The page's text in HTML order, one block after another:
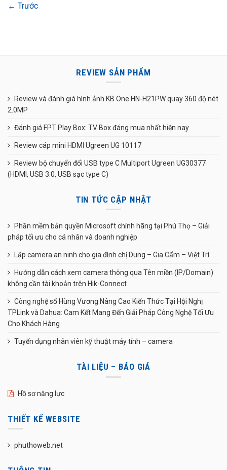
← Trước
REVIEW SẢN PHẨM
Review và đánh giá hình ảnh KB One HN-H21PW quay 360 độ nét
2.0MP
Đánh giá FPT Play Box: TV Box đáng mua nhất hiện nay
Review cáp mini HDMI Ugreen UG 10117
Review bộ chuyển đổi USB type C Multiport Ugreen UG30377
(HDMI, USB 3.0, USB sạc type C)
TIN TỨC CẬP NHẬT
Phần mềm bản quyền Microsoft chính hãng tại Phú Thọ – Giải
pháp tối ưu cho cá nhân và doanh nghiệp
Lắp camera an ninh cho gia đình chị Dung – Gia Cẩm – Việt Trì
Hướng dẫn cách xem camera thông qua Tên miền (IP/Domain)
không cần tài khoản trên Hik-Connect
Công nghệ số Hùng Vương Nâng Cao Kiến Thức Tại Hội Nghị
TPLink và Dahua: Cam Kết Mang Đến Giải Pháp Công Nghệ Tối Ưu
Cho Khách Hàng
Tuyển dụng nhân viên kỹ thuật máy tính – camera
TÀI LIỆU – BÁO GIÁ
Hồ sơ năng lực
THIẾT KẾ WEBSITE
phuthoweb.net